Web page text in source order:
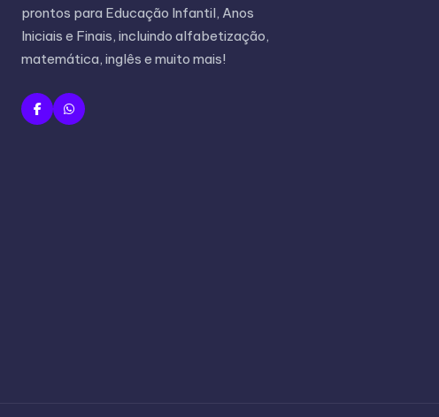
prontos para Educação Infantil, Anos
Iniciais e Finais, incluindo alfabetização,
matemática, inglês e muito mais!